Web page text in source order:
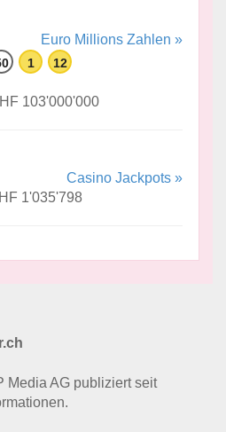
Euro Millions Zahlen »
1 12
103'000'000
Casino Jackpots »
1'035'798
Media AG publiziert seit